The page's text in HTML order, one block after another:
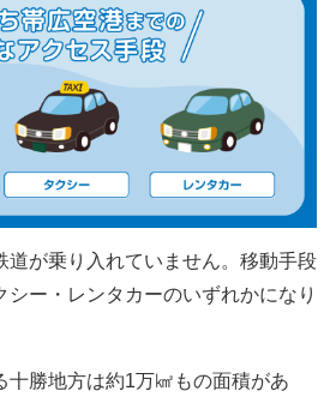
道が乗り入れていません。移動手段
シー・レンタカーのいずれかになり
十勝地方は約1万㎢もの面積があ